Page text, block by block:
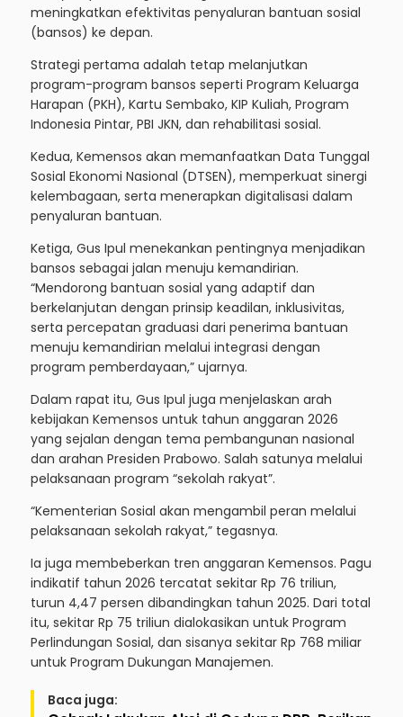
meningkatkan efektivitas penyaluran bantuan sosial
(bansos) ke depan.
Strategi pertama adalah tetap melanjutkan
program-program bansos seperti Program Keluarga
Harapan (PKH), Kartu Sembako, KIP Kuliah, Program
Indonesia Pintar, PBI JKN, dan rehabilitasi sosial.
Kedua, Kemensos akan memanfaatkan Data Tunggal
Sosial Ekonomi Nasional (DTSEN), memperkuat sinergi
kelembagaan, serta menerapkan digitalisasi dalam
penyaluran bantuan.
Ketiga, Gus Ipul menekankan pentingnya menjadikan
bansos sebagai jalan menuju kemandirian.
“Mendorong bantuan sosial yang adaptif dan
berkelanjutan dengan prinsip keadilan, inklusivitas,
serta percepatan graduasi dari penerima bantuan
menuju kemandirian melalui integrasi dengan
program pemberdayaan,” ujarnya.
Dalam rapat itu, Gus Ipul juga menjelaskan arah
kebijakan Kemensos untuk tahun anggaran 2026
yang sejalan dengan tema pembangunan nasional
dan arahan Presiden Prabowo. Salah satunya melalui
pelaksanaan program “sekolah rakyat”.
“Kementerian Sosial akan mengambil peran melalui
pelaksanaan sekolah rakyat,” tegasnya.
Ia juga membeberkan tren anggaran Kemensos. Pagu
indikatif tahun 2026 tercatat sekitar Rp 76 triliun,
turun 4,47 persen dibandingkan tahun 2025. Dari total
itu, sekitar Rp 75 triliun dialokasikan untuk Program
Perlindungan Sosial, dan sisanya sekitar Rp 768 miliar
untuk Program Dukungan Manajemen.
Baca juga: